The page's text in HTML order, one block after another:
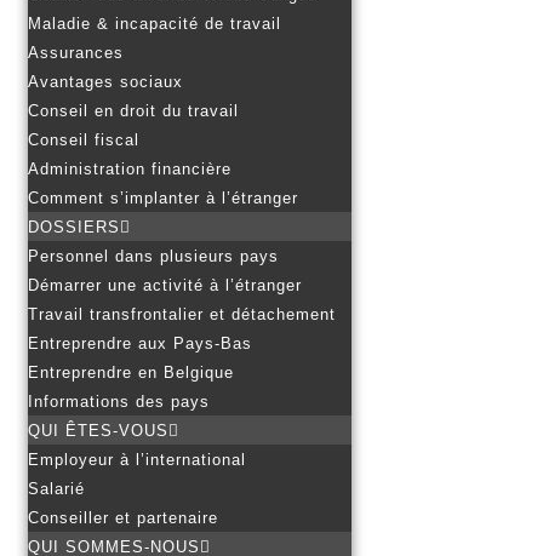
Maladie & incapacité de travail
Assurances
Avantages sociaux
Conseil en droit du travail
Conseil fiscal
Administration financière
Comment s’implanter à l’étranger
DOSSIERS
Personnel dans plusieurs pays
Démarrer une activité à l’étranger
Travail transfrontalier et détachement
Entreprendre aux Pays-Bas
Entreprendre en Belgique
Informations des pays
QUI ÊTES-VOUS
Employeur à l’international
Salarié
Conseiller et partenaire
QUI SOMMES-NOUS